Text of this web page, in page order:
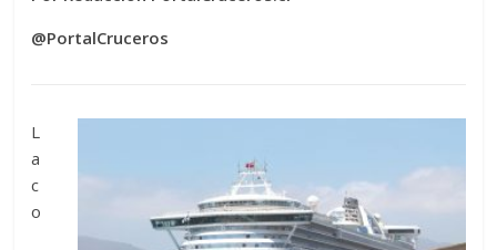
@PortalCruceros
L
a
c
o